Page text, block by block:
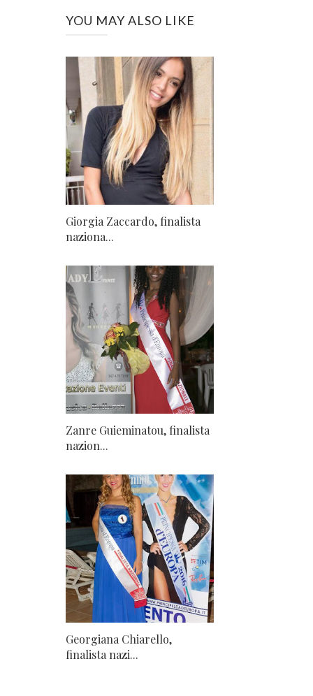
YOU MAY ALSO LIKE
Giorgia Zaccardo, finalista
naziona...
Zanre Guieminatou, finalista
nazion...
Georgiana Chiarello,
finalista nazi...